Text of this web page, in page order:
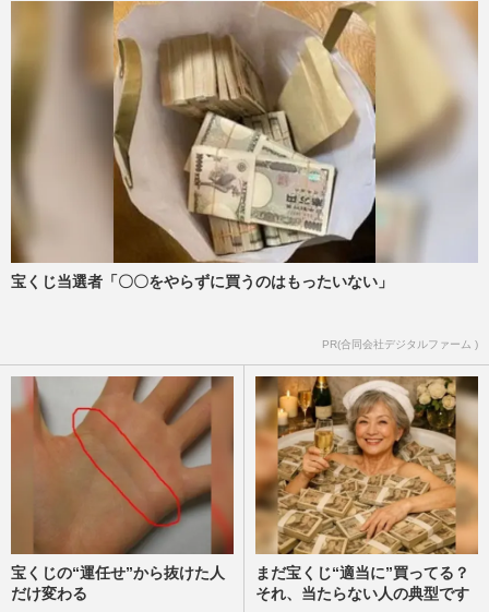
宝くじ当選者「〇〇をやらずに買うのはもったいない」
PR(合同会社デジタルファーム )
宝くじの“運任せ”から抜けた人
だけ変わる
まだ宝くじ“適当に”買ってる？
それ、当たらない人の典型です